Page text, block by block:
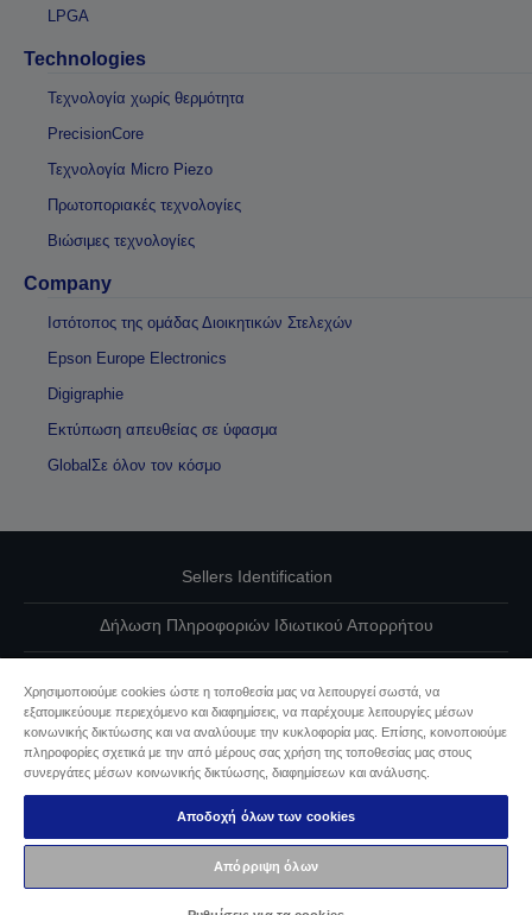
LPGA
Technologies
Τεχνολογία χωρίς θερμότητα
PrecisionCore
Τεχνολογία Micro Piezo
Πρωτοποριακές τεχνολογίες
Βιώσιμες τεχνολογίες
Company
Ιστότοπος της ομάδας Διοικητικών Στελεχών
Epson Europe Electronics
Digigraphie
Εκτύπωση απευθείας σε ύφασμα
GlobalΣε όλον τον κόσμο
Sellers Identification
Δήλωση Πληροφοριών Ιδιωτικού Απορρήτου
Επικοινωνήστε μαζί μας για τα δεδομένα σας
Πληροφορίες σχετικά με τα cookie
Δέσμευση της Epson για προσβασιμότητα
Πνευματικά δικαιώματα © 2026 Seiko Epson
Χρησιμοποιούμε cookies ώστε η τοποθεσία μας να λειτουργεί σωστά, να
εξατομικεύουμε περιεχόμενο και διαφημίσεις, να παρέχουμε λειτουργίες μέσων
κοινωνικής δικτύωσης και να αναλύουμε την κυκλοφορία μας. Επίσης, κοινοποιούμε
πληροφορίες σχετικά με την από μέρους σας χρήση της τοποθεσίας μας στους
συνεργάτες μέσων κοινωνικής δικτύωσης, διαφημίσεων και ανάλυσης.
Αποδοχή όλων των cookies
Απόρριψη όλων